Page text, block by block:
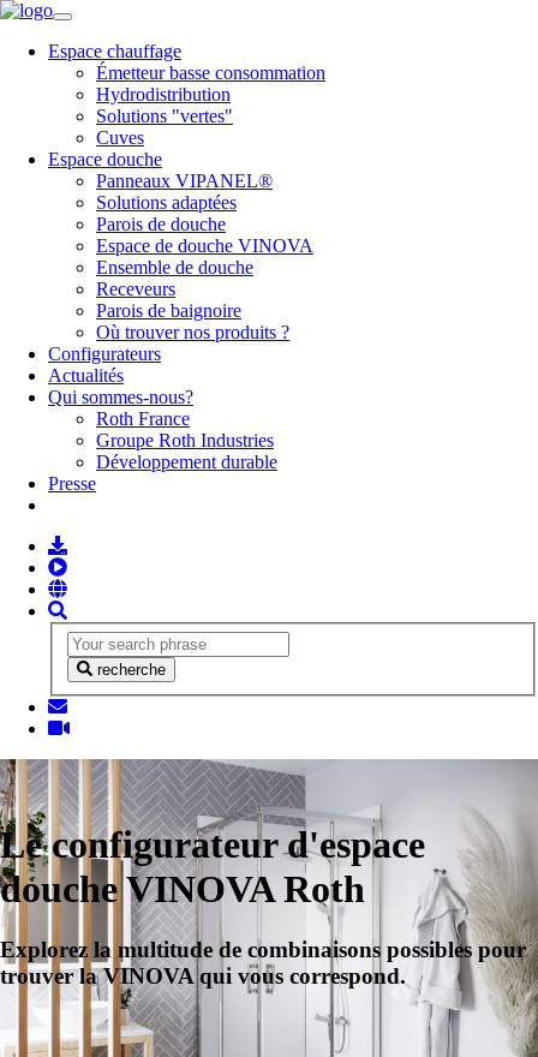
Espace chauffage
Émetteur basse consommation
Hydrodistribution
Solutions "vertes"
Cuves
Espace douche
Panneaux VIPANEL®
Solutions adaptées
Parois de douche
Espace de douche VINOVA
Ensemble de douche
Receveurs
Parois de baignoire
Où trouver nos produits ?
Configurateurs
Actualités
Qui sommes-nous?
Roth France
Groupe Roth Industries
Développement durable
Presse
recherche
Le configurateur d'espace
douche VINOVA Roth
Explorez la multitude de combinaisons possibles pour
trouver la VINOVA qui vous correspond.